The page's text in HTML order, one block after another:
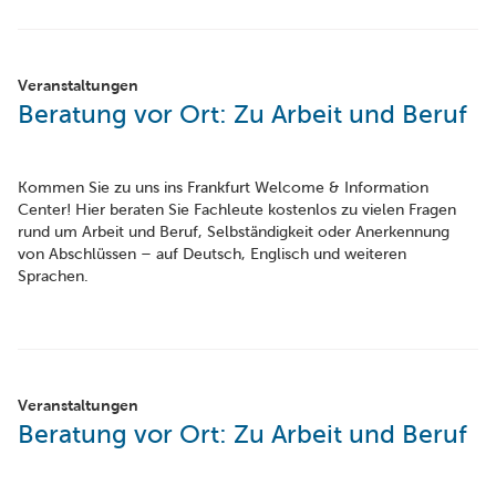
Veranstaltungen
Beratung vor Ort: Zu Arbeit und Beruf
Kommen Sie zu uns ins Frankfurt Welcome & Information
Center! Hier beraten Sie Fachleute kostenlos zu vielen Fragen
rund um Arbeit und Beruf, Selbständigkeit oder Anerkennung
von Abschlüssen – auf Deutsch, Englisch und weiteren
Sprachen.
Veranstaltungen
Beratung vor Ort: Zu Arbeit und Beruf